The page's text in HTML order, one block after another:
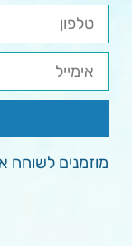
מוזמנים לשוחח